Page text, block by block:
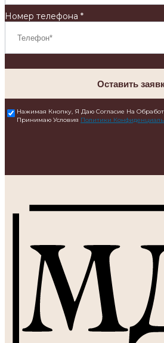
Номер телефона *
Оставить
Нажимая Кнопку, Я Даю Согласие На
Принимаю Условия Политики